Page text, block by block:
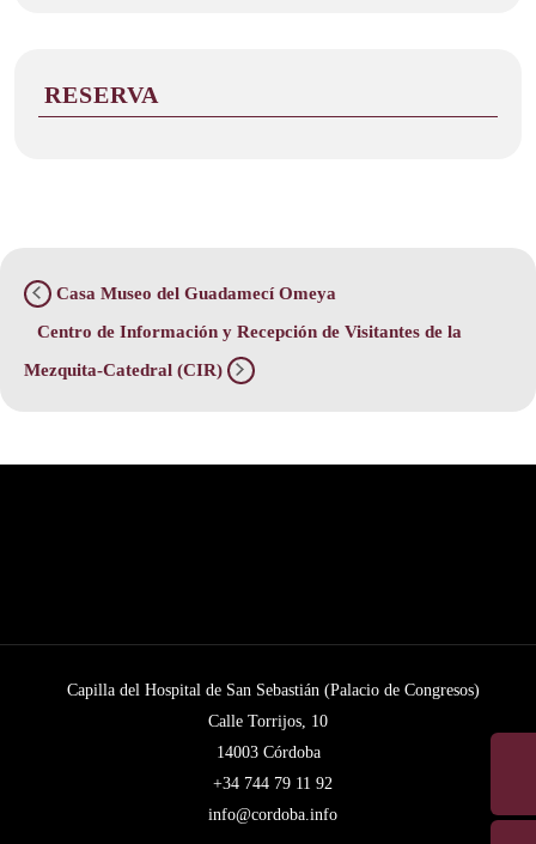
RESERVA
Casa Museo del Guadamecí Omeya
Centro de Información y Recepción de Visitantes de la
Mezquita-Catedral (CIR)
Capilla del Hospital de San Sebastián (Palacio de Congresos)
Calle Torrijos, 10
14003 Córdoba
+34 744 79 11 92
info@cordoba.info